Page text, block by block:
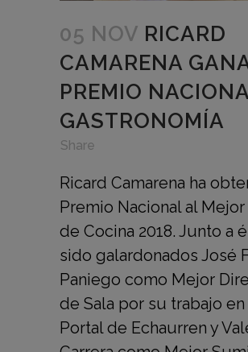
05 NOV RICARD
CAMARENA
PREMIO
GASTRONOMÍA
Share
Ricard Camarena ha
Premio Nacional al
de Cocina 2018. Junto a
sido galardonados José
Paniego como Mejor
de Sala por su trabajo en
Portal de Echaurren y